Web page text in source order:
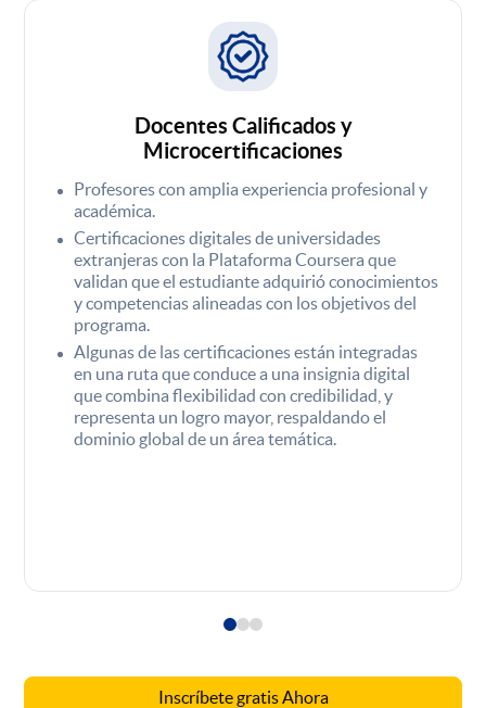
Docentes Calificados y
Microcertificaciones
Profesores con amplia experiencia profesional y
académica.
Certificaciones digitales de universidades
extranjeras con la Plataforma Coursera que
validan que el estudiante adquirió conocimientos
y competencias alineadas con los objetivos del
programa.
Algunas de las certificaciones están integradas
en una ruta que conduce a una insignia digital
que combina flexibilidad con credibilidad, y
representa un logro mayor, respaldando el
dominio global de un área temática.
Inscríbete gratis Ahora